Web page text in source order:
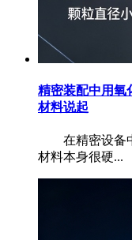
精密装配中用氧
材料说起
在精密设备中
材料本身很硬...